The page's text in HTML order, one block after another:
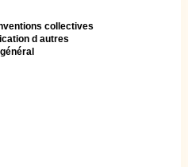
collectives
d autres